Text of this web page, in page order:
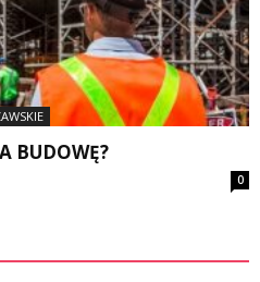
BUDOWĘ?
0